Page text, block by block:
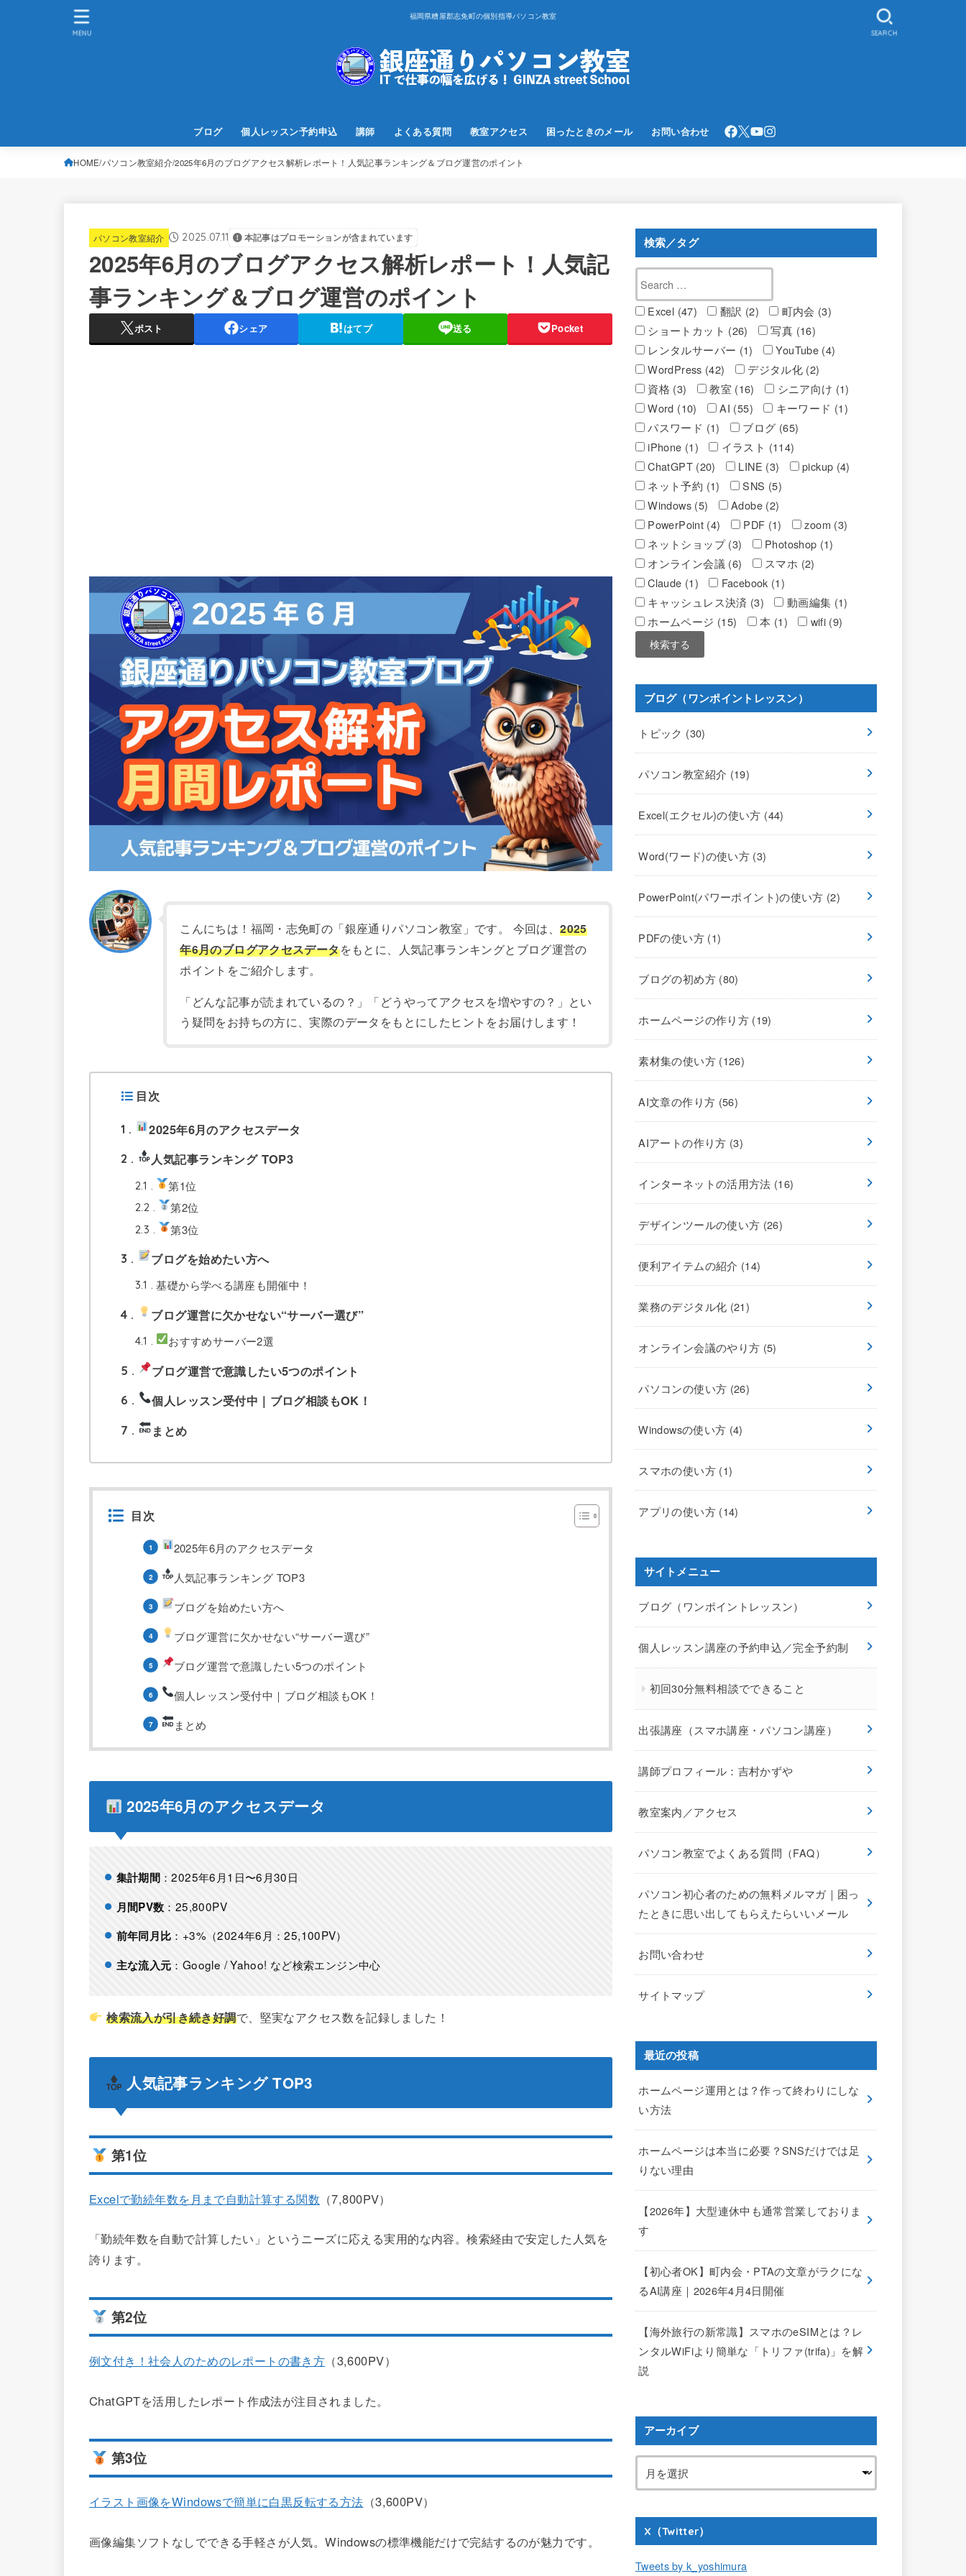
福岡県糟屋郡志免町の個別指導パソコン教室
ブログ 個人レッスン予約申込 講師 よくある質問 教室アクセス 困ったときのメール お問い合わせ
SEARCH
MENU
HOME パソコン教室紹介 2025年6月のブログアクセス解析レポート！人気記事ランキング＆ブログ運営のポイント
パソコン教室紹介 2025.07.11 本記事はプロモーションが含まれています
2025年6月のブログアクセス解析レポート！人気記
事ランキング＆ブログ運営のポイント
ポスト シェア はてブ 送る Pocket
こんにちは！福岡・志免町の「銀座通りパソコン教室」です。 今回は、2025
年6月のブログアクセスデータをもとに、人気記事ランキングとブログ運営の
ポイントをご紹介します。
「どんな記事が読まれているの？」「どうやってアクセスを増やすの？」とい
う疑問をお持ちの方に、実際のデータをもとにしたヒントをお届けします！
目次
1 2025年6月のアクセスデータ
2 人気記事ランキング TOP3
2.1 第1位
2.2 第2位
2.3 第3位
3 ブログを始めたい方へ
3.1 基礎から学べる講座も開催中！
4 ブログ運営に欠かせない“サーバー選び”
4.1 おすすめサーバー2選
5 ブログ運営で意識したい5つのポイント
6 個人レッスン受付中｜ブログ相談もOK！
7 まとめ
目次
2025年6月のアクセスデータ
人気記事ランキング TOP3
ブログを始めたい方へ
ブログ運営に欠かせない“サーバー選び”
ブログ運営で意識したい5つのポイント
個人レッスン受付中｜ブログ相談もOK！
まとめ
2025年6月のアクセスデータ
集計期間 ：2025年6月1日〜6月30日
月間PV数 ：25,800PV
前年同月比 ：+3%（2024年6月：25,100PV）
主な流入元 ：Google / Yahoo! など検索エンジン中心
検索流入が引き続き好調で、堅実なアクセス数を記録しました！
人気記事ランキング TOP3
第1位
Excelで勤続年数を月まで自動計算する関数 （7,800PV）
「勤続年数を自動で計算したい」というニーズに応える実用的な内容。検索経由で安定した人気を
誇ります。
第2位
例文付き！社会人のためのレポートの書き方 （3,600PV）
ChatGPTを活用したレポート作成法が注目されました。
第3位
イラスト画像をWindowsで簡単に白黒反転する方法 （3,600PV）
画像編集ソフトなしでできる手軽さが人気。Windowsの標準機能だけで完結するのが魅力です。
検索／タグ
Excel (47) 翻訳 (2)
町内会 (3)
ショートカット (26)
写真 (16)
レンタルサーバー (1)
YouTube (4)
WordPress (42)
デジタル化 (2)
資格 (3)
教室 (16)
シニア向け (1)
Word (10)
AI (55)
キーワード (1)
パスワード (1)
ブログ (65)
iPhone (1)
イラスト (114)
ChatGPT (20)
LINE (3)
pickup (4)
ネット予約 (1)
SNS (5)
Windows (5)
Adobe (2)
PowerPoint (4)
PDF (1)
zoom (3)
ネットショップ (3)
Photoshop (1)
オンライン会議 (6)
スマホ (2)
Claude (1)
Facebook (1)
キャッシュレス決済 (3)
動画編集 (1)
ホームページ (15)
本 (1) wifi (9)
ブログ（ワンポイントレッスン）
トピック (30)
パソコン教室紹介 (19)
Excel(エクセル)の使い方 (44)
Word(ワード)の使い方 (3)
PowerPoint(パワーポイント)の使い方 (2)
PDFの使い方 (1)
ブログの初め方 (80)
ホームページの作り方 (19)
素材集の使い方 (126)
AI文章の作り方 (56)
AIアートの作り方 (3)
インターネットの活用方法 (16)
デザインツールの使い方 (26)
便利アイテムの紹介 (14)
業務のデジタル化 (21)
オンライン会議のやり方 (5)
パソコンの使い方 (26)
Windowsの使い方 (4)
スマホの使い方 (1)
アプリの使い方 (14)
サイトメニュー
ブログ（ワンポイントレッスン）
個人レッスン講座の予約申込／完全予約制
初回30分無料相談でできること
出張講座（スマホ講座・パソコン講座）
講師プロフィール：吉村かずや
教室案内／アクセス
パソコン教室でよくある質問（FAQ）
パソコン初心者のための無料メルマガ｜困っ
たときに思い出してもらえたらいいメール
お問い合わせ
サイトマップ
最近の投稿
ホームページ運用とは？作って終わりにしな
い方法
ホームページは本当に必要？SNSだけでは足
りない理由
【2026年】大型連休中も通常営業しておりま
す
【初心者OK】町内会・PTAの文章がラクにな
るAI講座｜2026年4月4日開催
【海外旅行の新常識】スマホのeSIMとは？レ
ンタルWiFiより簡単な「トリファ(trifa)」を解
説
アーカイブ
X（Twitter）
Tweets by k_yoshimura